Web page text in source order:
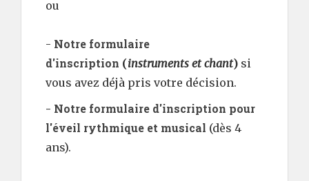
ou
- Notre formulaire
d'inscription (instruments et chant) si
vous avez déjà pris votre décision.
- Notre formulaire d'inscription pour
l'éveil rythmique et musical (dès 4
ans).